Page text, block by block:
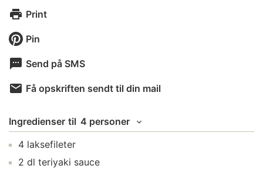
Print
Pin
Send på SMS
Få opskriften sendt til din mail
Ingredienser til 4 personer
4 laksefileter
2 dl teriyaki sauce